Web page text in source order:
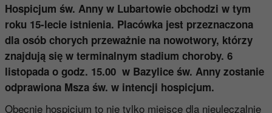
Hospicjum św. Anny w Lubartowie obchodzi w tym
roku 15-lecie istnienia. Placówka jest przeznaczona
dla osób chorych przeważnie na nowotwory, którzy
znajdują się w terminalnym stadium choroby. 6
listopada o godz. 15.00 w Bazylice św. Anny zostanie
odprawiona Msza św. w intencji hospicjum.
Obecnie hospicjum to nie tylko miejsce dla nieuleczalnie